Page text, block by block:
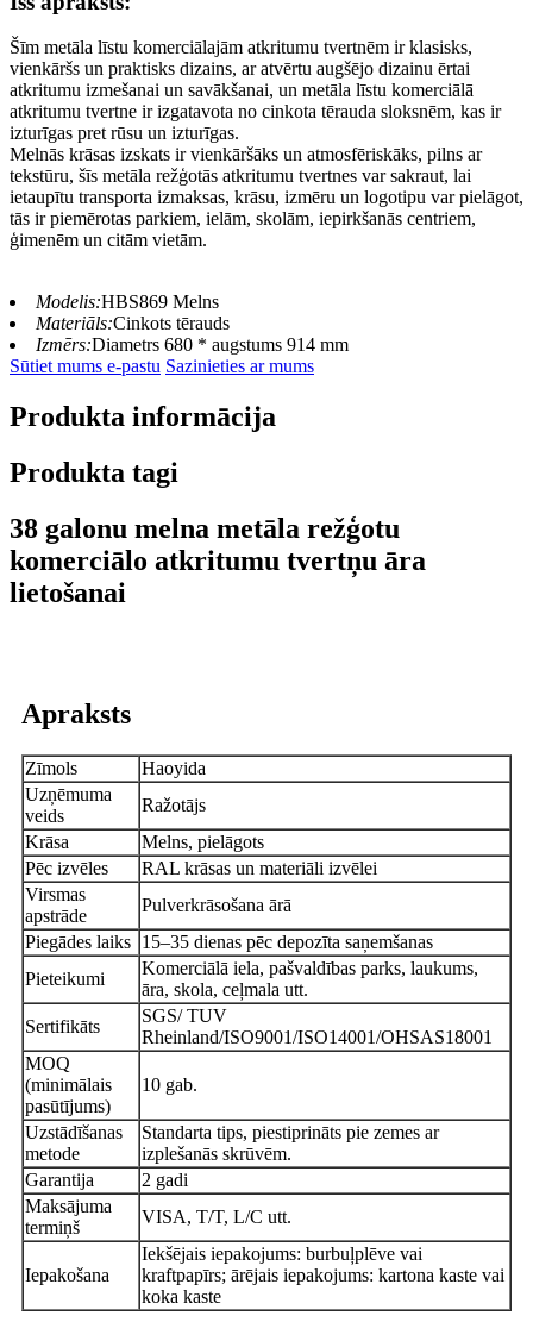
Šīm metāla līstu komerciālajām atkritumu tvertnēm ir klasisks,
vienkāršs un praktisks dizains, ar atvērtu augšējo dizainu ērtai
atkritumu izmešanai un savākšanai, un metāla līstu komerciālā
atkritumu tvertne ir izgatavota no cinkota tērauda sloksnēm, kas ir
izturīgas pret rūsu un izturīgas.
Melnās krāsas izskats ir vienkāršāks un atmosfēriskāks, pilns ar
tekstūru, šīs metāla režģotās atkritumu tvertnes var sakraut, lai
ietaupītu transporta izmaksas, krāsu, izmēru un logotipu var pielāgot,
tās ir piemērotas parkiem, ielām, skolām, iepirkšanās centriem,
ģimenēm un citām vietām.
Modelis:HBS869 Melns
Materiāls:Cinkots tērauds
Izmērs:Diametrs 680 * augstums 914 mm
Sūtiet mums e-pastu Sazinieties ar mums
Produkta informācija
Produkta tagi
38 galonu melna metāla režģotu
komerciālo atkritumu tvertņu āra
lietošanai
Apraksts
Zīmols
Haoyida
Uzņēmuma
veids
Ražotājs
Krāsa
Melns, pielāgots
Pēc izvēles
RAL krāsas un materiāli izvēlei
Virsmas
apstrāde
Pulverkrāsošana ārā
Piegādes laiks 15–35 dienas pēc depozīta saņemšanas
Pieteikumi
Komerciālā iela, pašvaldības parks, laukums,
āra, skola, ceļmala utt.
Sertifikāts
SGS/ TUV
Rheinland/ISO9001/ISO14001/OHSAS18001
MOQ
(minimālais
pasūtījums)
10 gab.
Uzstādīšanas
metode
Standarta tips, piestiprināts pie zemes ar
izplešanās skrūvēm.
Garantija
2 gadi
Maksājuma
termiņš
VISA, T/T, L/C utt.
Iepakošana
Iekšējais iepakojums: burbuļplēve vai
kraftpapīrs; ārējais iepakojums: kartona kaste vai
koka kaste